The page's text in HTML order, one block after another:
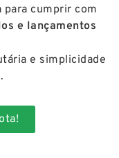
para cumprir com
e lançamentos
e simplicidade